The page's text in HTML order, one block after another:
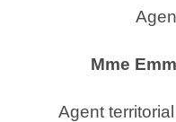
Mme
Agent